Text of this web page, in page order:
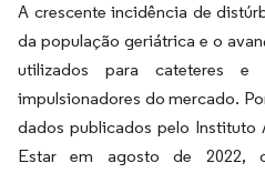
A crescente incidência de
da população geriátrica e o
utilizados para cateteres
impulsionadores do mercado.
dados publicados pelo Instituto
Estar em agosto de 2022,